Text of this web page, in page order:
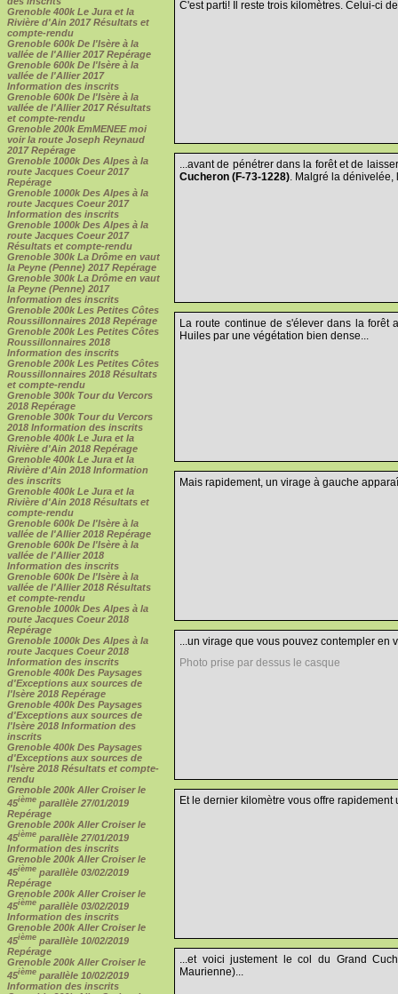
Grenoble 400k Le Jura et la
Rivière d'Ain 2017 Résultats et
compte-rendu
Grenoble 600k De l'Isère à la
vallée de l'Allier 2017 Repérage
Grenoble 600k De l'Isère à la
vallée de l'Allier 2017
Information des inscrits
Grenoble 600k De l'Isère à la
vallée de l'Allier 2017 Résultats
et compte-rendu
Grenoble 200k EmMENEE moi
voir la route Joseph Reynaud
2017 Repérage
Grenoble 1000k Des Alpes à la
route Jacques Coeur 2017
Repérage
Grenoble 1000k Des Alpes à la
route Jacques Coeur 2017
Information des inscrits
Grenoble 1000k Des Alpes à la
route Jacques Coeur 2017
Résultats et compte-rendu
Grenoble 300k La Drôme en vaut
la Peyne (Penne) 2017 Repérage
Grenoble 300k La Drôme en vaut
la Peyne (Penne) 2017
Information des inscrits
Grenoble 200k Les Petites Côtes
Roussillonnaires 2018 Repérage
Grenoble 200k Les Petites Côtes
Roussillonnaires 2018
Information des inscrits
Grenoble 200k Les Petites Côtes
Roussillonnaires 2018 Résultats
et compte-rendu
Grenoble 300k Tour du Vercors
2018 Repérage
Grenoble 300k Tour du Vercors
2018 Information des inscrits
Grenoble 400k Le Jura et la
Rivière d'Ain 2018 Repérage
Grenoble 400k Le Jura et la
Rivière d'Ain 2018 Information
des inscrits
Grenoble 400k Le Jura et la
Rivière d'Ain 2018 Résultats et
compte-rendu
Grenoble 600k De l'Isère à la
vallée de l'Allier 2018 Repérage
Grenoble 600k De l'Isère à la
vallée de l'Allier 2018
Information des inscrits
Grenoble 600k De l'Isère à la
vallée de l'Allier 2018 Résultats
et compte-rendu
Grenoble 1000k Des Alpes à la
route Jacques Coeur 2018
Repérage
Grenoble 1000k Des Alpes à la
route Jacques Coeur 2018
Information des inscrits
Grenoble 400k Des Paysages
d'Exceptions aux sources de
l'Isère 2018 Repérage
Grenoble 400k Des Paysages
d'Exceptions aux sources de
l'Isère 2018 Information des
inscrits
Grenoble 400k Des Paysages
d'Exceptions aux sources de
l'Isère 2018 Résultats et compte-
rendu
Grenoble 200k Aller Croiser le
45ième parallèle 27/01/2019
Repérage
Grenoble 200k Aller Croiser le
45ième parallèle 27/01/2019
Information des inscrits
Grenoble 200k Aller Croiser le
45ième parallèle 03/02/2019
Repérage
Grenoble 200k Aller Croiser le
45ième parallèle 03/02/2019
Information des inscrits
Grenoble 200k Aller Croiser le
45ième parallèle 10/02/2019
Repérage
Grenoble 200k Aller Croiser le
45ième parallèle 10/02/2019
Information des inscrits
C'est parti! Il reste trois kilomètres. Celui-ci
...avant de pénétrer dans la forêt et de
Cucheron (F-73-1228) . Malgré la
La route continue de s'élever dans la forêt
Huiles par une végétation bien dense...
Mais rapidement, un virage à gauche
...un virage que vous pouvez contempler en
Photo prise par dessus le casque
Et le dernier kilomètre vous offre
...et voici justement le col du Grand
Maurienne)...